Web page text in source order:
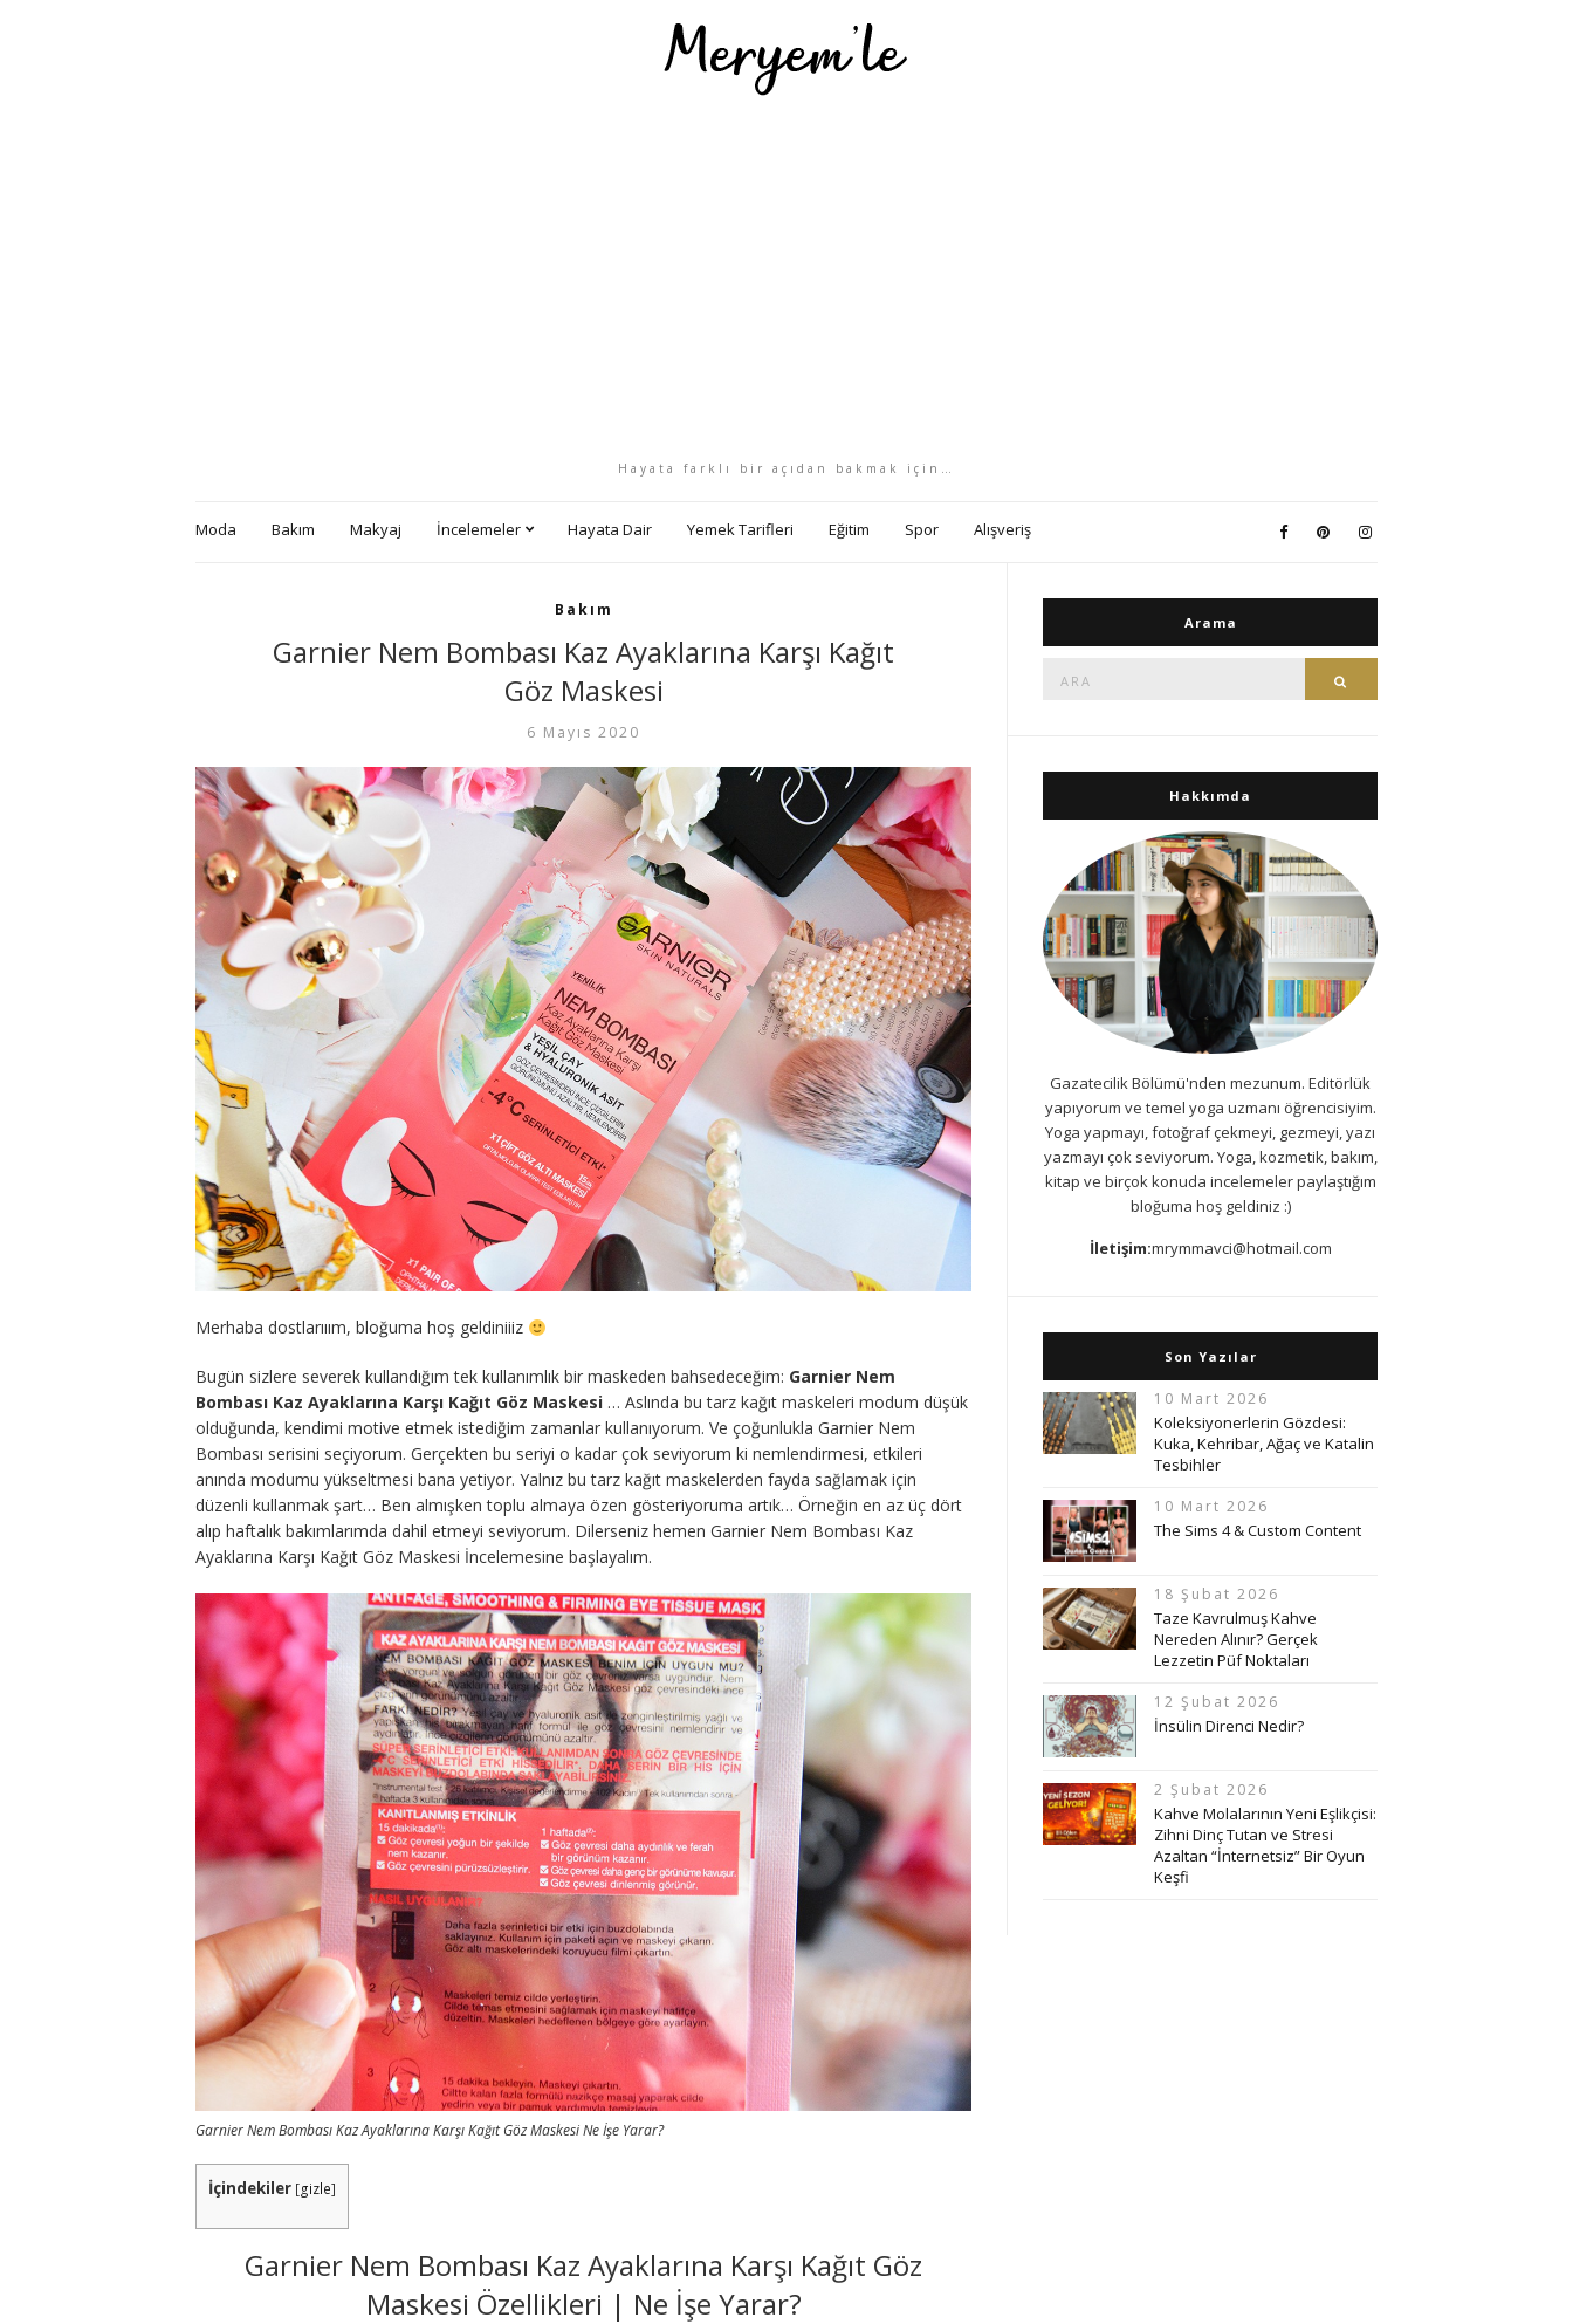
Hayata farklı bir açıdan bakmak için…
Moda Bakım Makyaj İncelemeler Hayata Dair Yemek Tarifleri Eğitim Spor Alışveriş
Bakım
Garnier Nem Bombası Kaz Ayaklarına Karşı Kağıt
Göz Maskesi
6 Mayıs 2020
Merhaba dostlarııım, bloğuma hoş geldiniiiz
Bugün sizlere severek kullandığım tek kullanımlık bir maskeden bahsedeceğim: Garnier Nem
Bombası Kaz Ayaklarına Karşı Kağıt Göz Maskesi … Aslında bu tarz kağıt maskeleri modum düşük
olduğunda, kendimi motive etmek istediğim zamanlar kullanıyorum. Ve çoğunlukla Garnier Nem
Bombası serisini seçiyorum. Gerçekten bu seriyi o kadar çok seviyorum ki nemlendirmesi, etkileri
anında modumu yükseltmesi bana yetiyor. Yalnız bu tarz kağıt maskelerden fayda sağlamak için
düzenli kullanmak şart… Ben almışken toplu almaya özen gösteriyoruma artık… Örneğin en az üç dört
alıp haftalık bakımlarımda dahil etmeyi seviyorum. Dilerseniz hemen Garnier Nem Bombası Kaz
Ayaklarına Karşı Kağıt Göz Maskesi İncelemesine başlayalım.
Garnier Nem Bombası Kaz Ayaklarına Karşı Kağıt Göz Maskesi Ne İşe Yarar?
İçindekiler [gizle]
Garnier Nem Bombası Kaz Ayaklarına Karşı Kağıt Göz
Maskesi Özellikleri | Ne İşe Yarar?
Arama
Hakkımda
Gazatecilik Bölümü'nden mezunum. Editörlük
yapıyorum ve temel yoga uzmanı öğrencisiyim.
Yoga yapmayı, fotoğraf çekmeyi, gezmeyi, yazı
yazmayı çok seviyorum. Yoga, kozmetik, bakım,
kitap ve birçok konuda incelemeler paylaştığım
bloğuma hoş geldiniz :)
İletişim:mrymmavci@hotmail.com
Son Yazılar
10 Mart 2026
Koleksiyonerlerin Gözdesi:
Kuka, Kehribar, Ağaç ve Katalin
Tesbihler
10 Mart 2026
The Sims 4 & Custom Content
18 Şubat 2026
Taze Kavrulmuş Kahve
Nereden Alınır? Gerçek
Lezzetin Püf Noktaları
12 Şubat 2026
İnsülin Direnci Nedir?
2 Şubat 2026
Kahve Molalarının Yeni Eşlikçisi:
Zihni Dinç Tutan ve Stresi
Azaltan “İnternetsiz” Bir Oyun
Keşfi